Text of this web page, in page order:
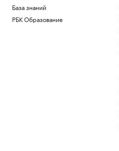
База знаний
РБК Образование